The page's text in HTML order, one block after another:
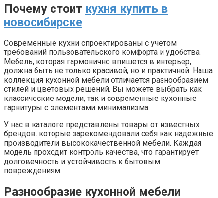
Почему стоит кухня купить в
новосибирске
Современные кухни спроектированы с учетом
требований пользовательского комфорта и удобства.
Мебель, которая гармонично впишется в интерьер,
должна быть не только красивой, но и практичной. Наша
коллекция кухонной мебели отличается разнообразием
стилей и цветовых решений. Вы можете выбрать как
классические модели, так и современные кухонные
гарнитуры с элементами минимализма.
У нас в каталоге представлены товары от известных
брендов, которые зарекомендовали себя как надежные
производители высококачественной мебели. Каждая
модель проходит контроль качества, что гарантирует
долговечность и устойчивость к бытовым
повреждениям.
Разнообразие кухонной мебели